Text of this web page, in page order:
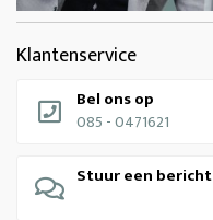
Klantenservice
Bel ons op
085 - 0471621
Stuur een bericht